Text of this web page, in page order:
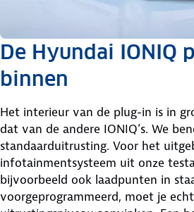
De Hyundai IONIQ
binnen
Het interieur van de plug-in is in
dat van de andere IONIQ’s. We
standaarduitrusting. Voor het
infotainmentsysteem uit onze
bijvoorbeeld ook laadpunten in
voorgeprogrammeerd, moet je